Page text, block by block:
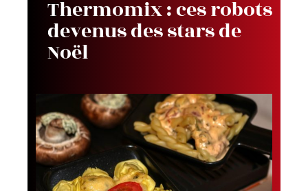
Thermomix : ces robots
devenus des stars de
Noël